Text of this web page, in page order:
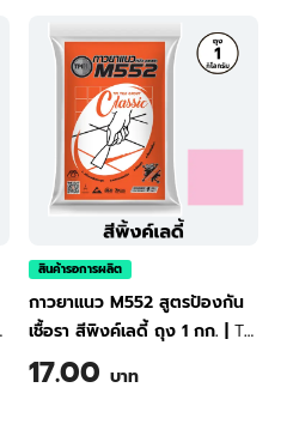
สินค้ารอการผลิต
กาวยาแนว M552 สูตรป้องกัน
เชื้อรา สีพิงค์เลดี้ ถุง 1 กก.
TPI
Tile Grout Classic M552
(Pink Lady) 1 kg
17.00 บาท